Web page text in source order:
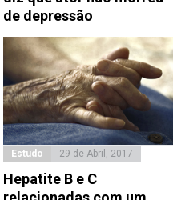
de depressão
Estudo 29 de Abril, 2017
Hepatite B e C